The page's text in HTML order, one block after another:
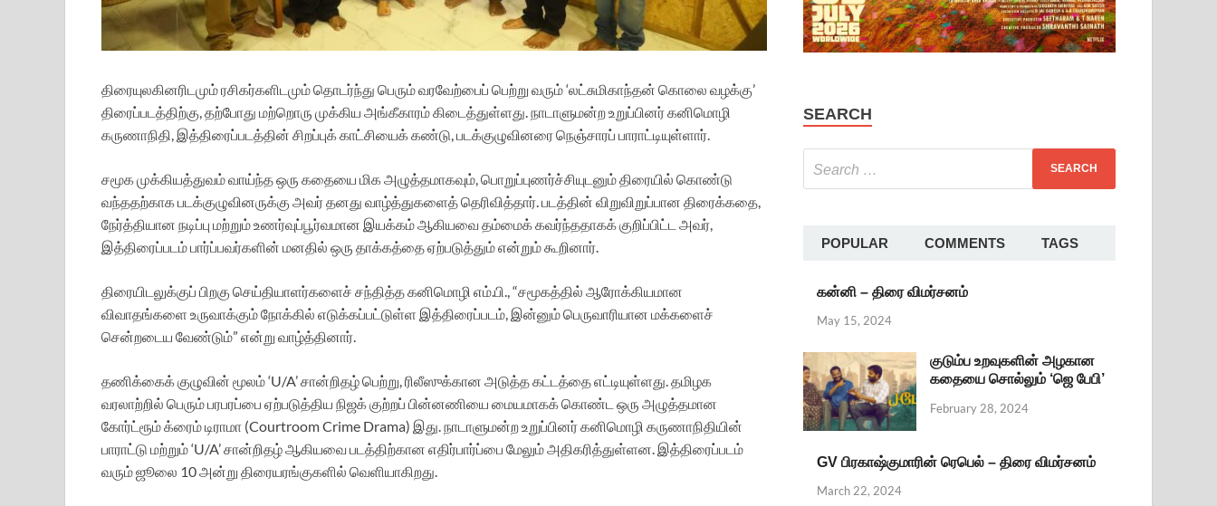
திரையுலகினரிடமும் ரசிகர்களிடமும் தொடர்ந்து பெரும் வரவேற்பைப் பெற்று வரும் ‘லட்சுமிகாந்தன் கொலை வழக்கு’
திரைப்படத்திற்கு, தற்போது மற்றொரு முக்கிய அங்கீகாரம் கிடைத்துள்ளது. நாடாளுமன்ற உறுப்பினர் கனிமொழி
கருணாநிதி, இத்திரைப்படத்தின் சிறப்புக் காட்சியைக் கண்டு, படக்குழுவினரை நெஞ்சாரப் பாராட்டியுள்ளார்.
சமூக முக்கியத்துவம் வாய்ந்த ஒரு கதையை மிக அழுத்தமாகவும், பொறுப்புணர்ச்சியுடனும் திரையில் கொண்டு
வந்ததற்காக படக்குழுவினருக்கு அவர் தனது வாழ்த்துகளைத் தெரிவித்தார். படத்தின் விறுவிறுப்பான திரைக்கதை,
நேர்த்தியான நடிப்பு மற்றும் உணர்வுப்பூர்வமான இயக்கம் ஆகியவை தம்மைக் கவர்ந்ததாகக் குறிப்பிட்ட அவர்,
இத்திரைப்படம் பார்ப்பவர்களின் மனதில் ஒரு தாக்கத்தை ஏற்படுத்தும் என்றும் கூறினார்.
திரையிடலுக்குப் பிறகு செய்தியாளர்களைச் சந்தித்த கனிமொழி எம்.பி., “சமூகத்தில் ஆரோக்கியமான
விவாதங்களை உருவாக்கும் நோக்கில் எடுக்கப்பட்டுள்ள இத்திரைப்படம், இன்னும் பெருவாரியான மக்களைச்
சென்றடைய வேண்டும்” என்று வாழ்த்தினார்.
தணிக்கைக் குழுவின் மூலம் ‘U/A’ சான்றிதழ் பெற்று, ரிலீஸுக்கான அடுத்த கட்டத்தை எட்டியுள்ளது. தமிழக
வரலாற்றில் பெரும் பரபரப்பை ஏற்படுத்திய நிஜக் குற்றப் பின்னணியை மையமாகக் கொண்ட ஒரு அழுத்தமான
கோர்ட்ரூம் க்ரைம் டிராமா (Courtroom Crime Drama) இது. நாடாளுமன்ற உறுப்பினர் கனிமொழி கருணாநிதியின்
பாராட்டு மற்றும் ‘U/A’ சான்றிதழ் ஆகியவை படத்திற்கான எதிர்பார்ப்பை மேலும் அதிகரித்துள்ளன. இத்திரைப்படம்
வரும் ஜூலை 10 அன்று திரையரங்குகளில் வெளியாகிறது.
SEARCH
POPULAR COMMENTS TAGS
கன்னி – திரை விமர்சனம்
May 15, 2024
குடும்ப உறவுகளின் அழகான
கதையை சொல்லும் ‘ஜெ பேபி’
February 28, 2024
GV பிரகாஷ்குமாரின் ரெபெல் – திரை விமர்சனம்
March 22, 2024